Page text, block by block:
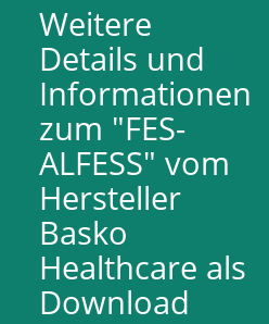
Weitere
Details und
Informationen
zum "FES-
ALFESS" vom
Hersteller
Basko
Healthcare als
Download